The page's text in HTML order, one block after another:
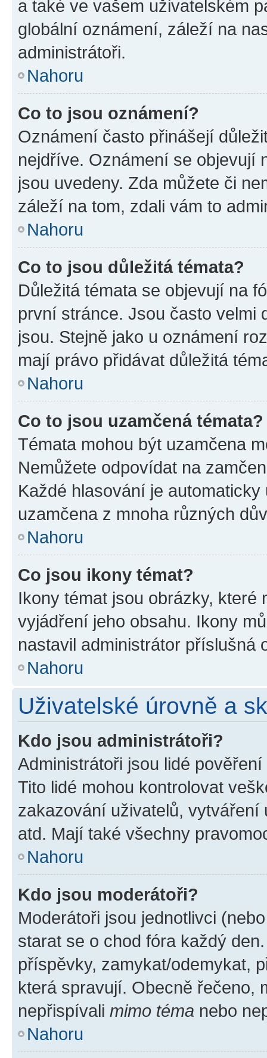
a také ve vašem uživatelském
globální oznámení, záleží na
administrátoři.
Nahoru
Co to jsou oznámení?
Oznámení často přinášejí
nejdříve. Oznámení se objevují
jsou uvedeny. Zda můžete či
záleží na tom, zdali vám to
Nahoru
Co to jsou důležitá témata?
Důležitá témata se objevují na
první stránce. Jsou často velmi
jsou. Stejně jako u oznámení
mají právo přidávat důležitá
Nahoru
Co to jsou uzamčená témata?
Témata mohou být uzamčena
Nemůžete odpovídat na
Každé hlasování je
uzamčena z mnoha různých
Nahoru
Co jsou ikony témat?
Ikony témat jsou obrázky,
vyjádření jeho obsahu. Ikony
nastavil administrátor příslušná
Nahoru
Uživatelské úrovně a
Kdo jsou administrátoři?
Administrátoři jsou lidé
Tito lidé mohou kontrolovat
zakazování uživatelů,
atd. Mají také všechny
Nahoru
Kdo jsou moderátoři?
Moderátoři jsou jednotlivci
starat se o chod fóra každý
příspěvky, zamykat/odemykat,
která spravují. Obecně řečeno,
nepřispívali mimo téma nebo
Nahoru